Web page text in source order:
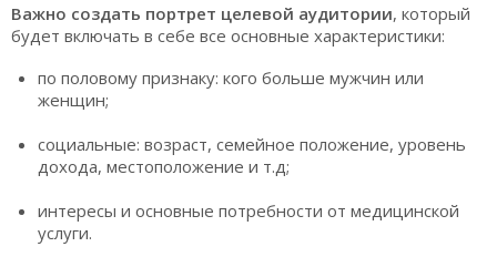
Важно создать портрет целевой аудитории, который
будет включать в себе все основные характеристики:
по половому признаку: кого больше мужчин или
женщин;
социальные: возраст, семейное положение, уровень
дохода, местоположение и т.д;
интересы и основные потребности от медицинской
услуги.